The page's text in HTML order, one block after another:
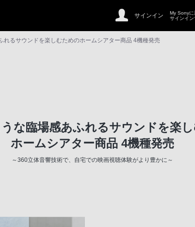
サインイン
My Sonyに
サインイ
れるサウンドを楽しむためのホームシアター商品 4機種発売
うな臨場感あふれるサウンドを楽
ホームシアター商品 4機種発売
～360立体音響技術で、自宅での映画視聴体験がより豊かに～